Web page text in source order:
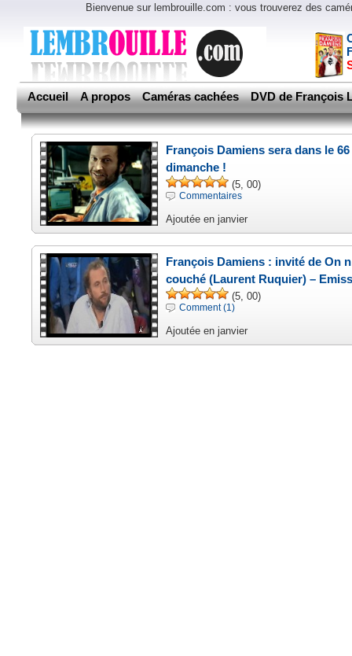
Bienvenue sur lembrouille.com : vous trouverez des
Accueil A propos Caméras cachées DVD de François
François Damiens sera dans le
dimanche !
(5, 00)
Commentaires
Ajoutée en janvier
François Damiens : invité de On
couché (Laurent Ruquier) –
(5, 00)
Comment (1)
Ajoutée en janvier